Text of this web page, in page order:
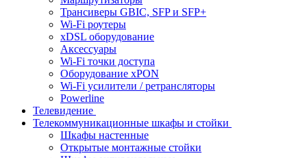
Трансиверы GBIC, SFP и SFP+
Wi-Fi роутеры
xDSL оборудование
Аксессуары
Wi-Fi точки доступа
Оборудование хPON
Wi-Fi усилители / ретрансляторы
Powerline
Телевидение
Телекоммуникационные шкафы и стойки
Шкафы настенные
Открытые монтажные стойки